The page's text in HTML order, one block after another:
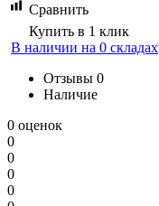
Сравнить
Купить в 1 клик
В наличии на 0 складах
Отзывы 0
Наличие
0 оценок
0
0
0
0